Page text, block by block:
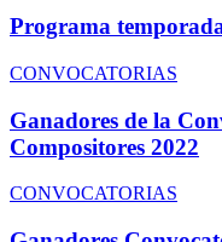
Programa
CONVOCATORIAS
Ganadores de la
Compositores 2022
CONVOCATORIAS